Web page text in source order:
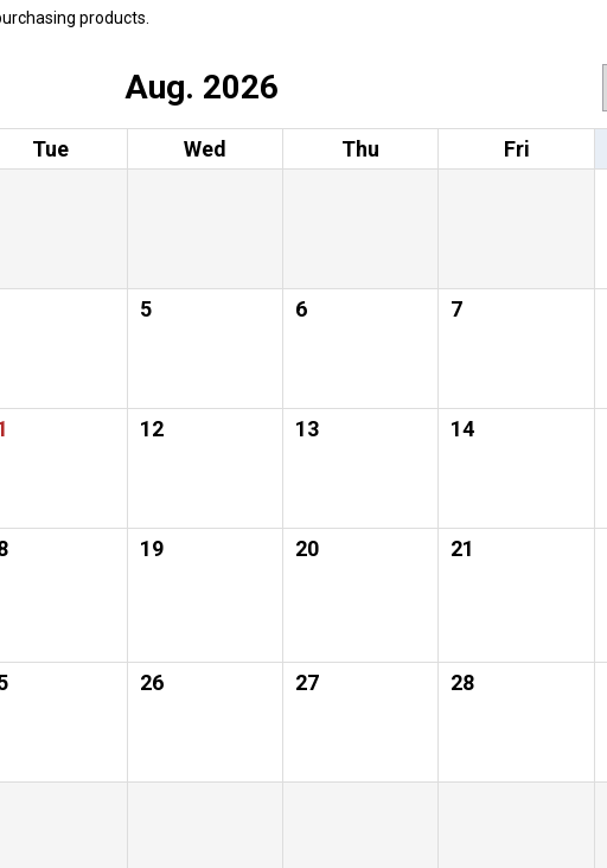
products.
Aug. 2026
Tue Wed Thu Fri
5 6 7
12 13 14
19 20 21
26 27 28